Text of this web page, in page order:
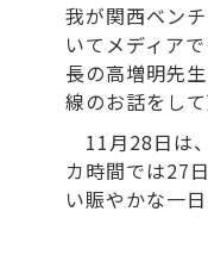
我が関西ベン
いてメディア
長の高増明先
線のお話をし
11月28日は
カ時間では27
い賑やかな一